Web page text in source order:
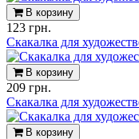
В корзину
123 грн.
Скакалка для
В корзину
209 грн.
Скакалка для
В корзину